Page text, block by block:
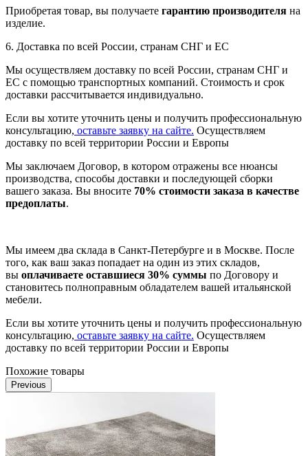
Приобретая товар, вы получаете гарантию производителя на
изделие.
6. Доставка по всей России, странам СНГ и ЕС
Мы осуществляем доставку по всей России, странам СНГ и
ЕС с помощью транспортных компаний. Стоимость и срок
доставки рассчитывается индивидуально.
Если вы хотите уточнить цены и получить профессиональную
консультацию, оставьте заявку на сайте. Осуществляем
доставку по всей территории России и Европы
Мы заключаем Договор, в котором отражены все нюансы
производства, способы доставки и последующей сборки
вашего заказа. Вы вносите 70% стоимости заказа в качестве
предоплаты.
Мы имеем два склада в Санкт-Петербурге и в Москве. После
того, как ваш заказ попадает на один из этих складов,
вы оплачиваете оставшиеся 30% суммы по Договору и
становитесь полноправным обладателем вашей итальянской
мебели.
Если вы хотите уточнить цены и получить профессиональную
консультацию, оставьте заявку на сайте. Осуществляем
доставку по всей территории России и Европы
Похожие товары
Previous